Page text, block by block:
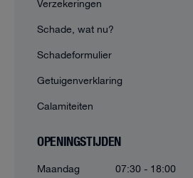
Verzekeringen
Schade, wat nu?
Schadeformulier
Getuigenverklaring
Calamiteiten
OPENINGSTIJDEN
Maandag
07:30 - 18:00